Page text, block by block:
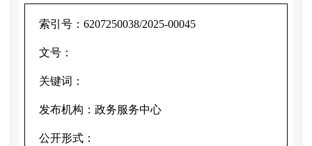
索引号： 6207250038/2025-00045
文号：
关键词：
发布机构： 政务服务中心
公开形式：